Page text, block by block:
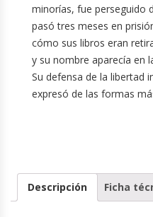
minorías, fue perseguido
pasó tres meses en
cómo sus libros eran
y su nombre aparecía en
Su defensa de la libertad
expresó de las formas
Descripción Ficha